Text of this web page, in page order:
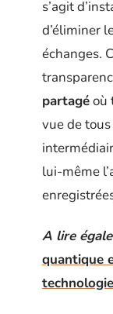
s’agit
d’éliminer
échanges.
partagéoù
vue de
lui-même
A lire
quantique